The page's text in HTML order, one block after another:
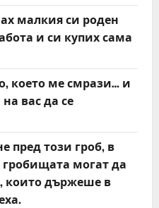
малкия си роден
и си купих сама
което ме смрази… и
вас да се
пред този гроб, в
могат да
които държеше в